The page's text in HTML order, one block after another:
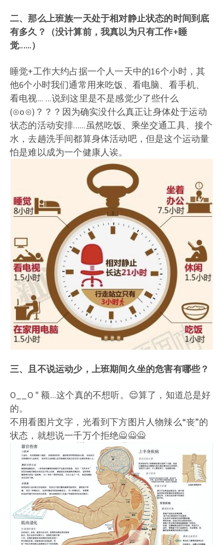
二、那么上班族一天处于相对静止状态的时间到底
有多久？（没计算前，我真以为只有工作+睡
觉......）
睡觉+工作大约占据一个人一天中的16个小时，其
他6个小时我们通常用来吃饭、看电脑、看手机、
看电视... ...说到这里是不是感觉少了些什么
(⊙o⊙)？？？因为确实没什么真正让身体处于运动
状态的活动安排......虽然吃饭、乘坐交通工具、接个
水，去趟洗手间都算身体活动吧，但是这个运动量
怕是难以成为一个健康人诶。
三、且不说运动少，上班期间久坐的危害有哪些？
O__O " 额...这个真的不想听。😌算了，知道总是好
的。
不用看图片文字，光看到下方图片人物辣么“丧”的
状态，就想说一千万个拒绝🙅🙅🙅